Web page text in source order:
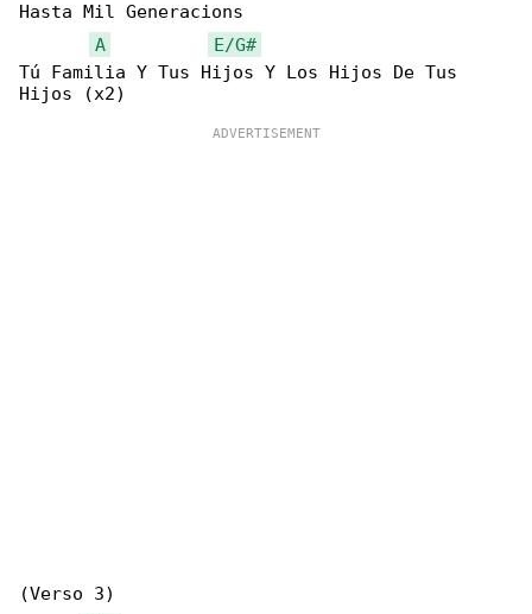
Hasta Mil Generacions
A
E/G#
Tú Familia Y Tus Hijos Y Los Hijos De Tus
(Verso 3)